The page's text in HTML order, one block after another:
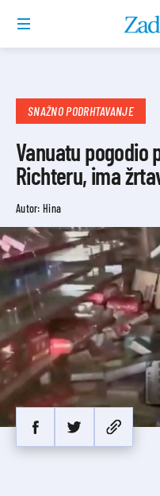
SNAŽNO PODRHTAVANJE
Vanuatu pogodio
Richteru, ima
Autor: Hina